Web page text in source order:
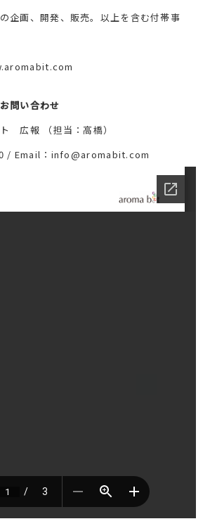
企画、開発、販売。以上を含む付帯事
問い合わせ
広報 （担当：高橋）
/ Email：info@aromabit.com